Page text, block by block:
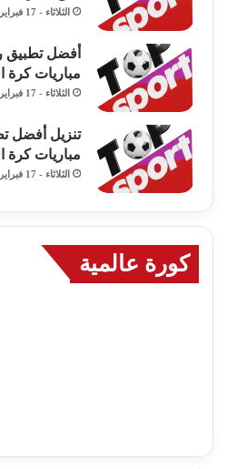
الثلاثاء - 17 فبراير - 2026 / 3:42 مساءً
أفضل تطبيق
مباريات كرة
الثلاثاء - 17 فبراير - 2026 / 3:37 مساءً
تنزيل أفضل
مباريات كرة
الثلاثاء - 17 فبراير - 2026 / 3:48 مساءً
كورة عالمية